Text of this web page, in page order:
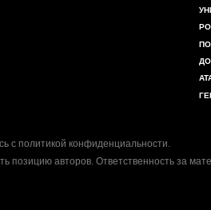
с политикой конфиденциальности.
позицию авторов. Ответственность за